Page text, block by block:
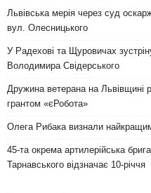
Львівська мерія через суд
вул. Олесницького
У Радехові та Щуровичах
Володимира Свідерського
Дружина ветерана на Львівщині
грантом «єРобота»
Олега Рибака визнали
45-та окрема артилерійська
Тарнавського відзначає 10-річчя